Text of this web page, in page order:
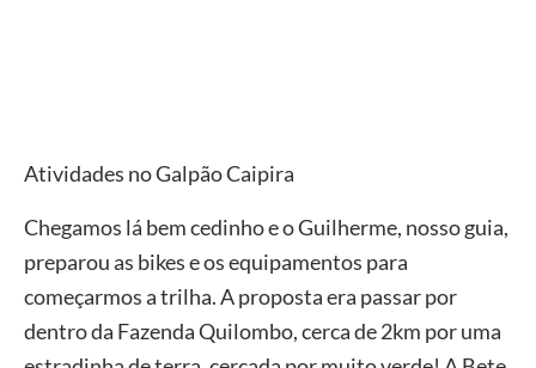
Atividades no Galpão Caipira
Chegamos lá bem cedinho e o Guilherme, nosso guia,
preparou as bikes e os equipamentos para
começarmos a trilha. A proposta era passar por
dentro da Fazenda Quilombo, cerca de 2km por uma